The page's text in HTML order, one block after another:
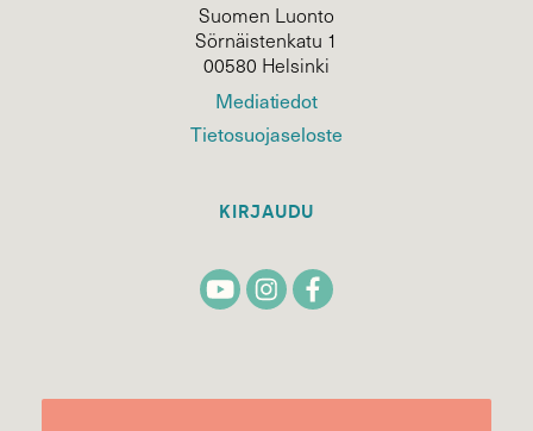
Suomen Luonto
Sörnäistenkatu 1
00580 Helsinki
Mediatiedot
Tietosuojaseloste
KIRJAUDU